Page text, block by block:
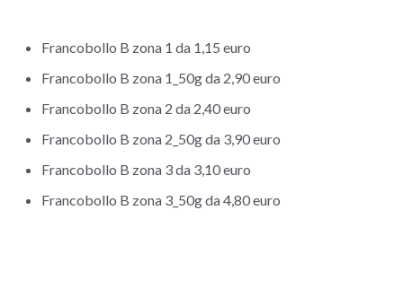
Francobollo B zona 1 da 1,15 euro
Francobollo B zona 1_50g da 2,90 euro
Francobollo B zona 2 da 2,40 euro
Francobollo B zona 2_50g da 3,90 euro
Francobollo B zona 3 da 3,10 euro
Francobollo B zona 3_50g da 4,80 euro